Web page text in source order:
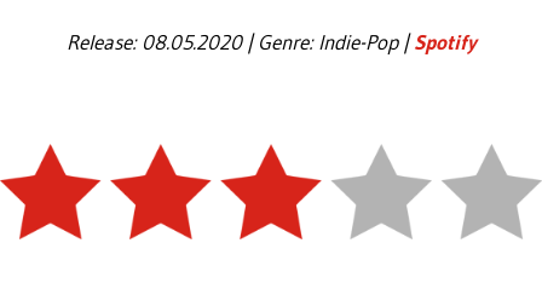
Release: 08.05.2020 | Genre: Indie-Pop |Spotify